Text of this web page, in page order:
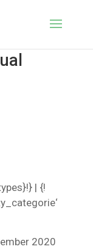
| {!
2020